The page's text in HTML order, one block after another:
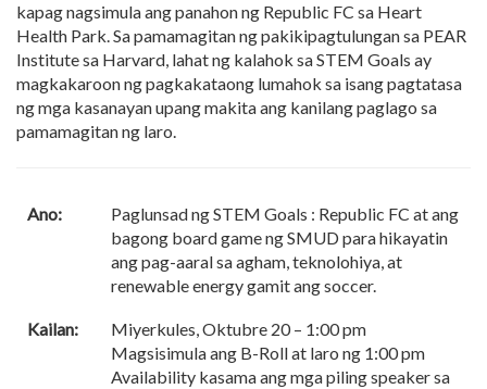
kapag nagsimula ang panahon ng Republic FC sa Heart
Health Park. Sa pamamagitan ng pakikipagtulungan sa PEAR
Institute sa Harvard, lahat ng kalahok sa STEM Goals ay
magkakaroon ng pagkakataong lumahok sa isang pagtatasa
ng mga kasanayan upang makita ang kanilang paglago sa
pamamagitan ng laro.
Ano:
Paglunsad ng STEM Goals : Republic FC at ang
bagong board game ng SMUD para hikayatin
ang pag-aaral sa agham, teknolohiya, at
renewable energy gamit ang soccer.
Kailan:
Miyerkules, Oktubre 20 – 1:00 pm
Magsisimula ang B-Roll at laro ng 1:00 pm
Availability kasama ang mga piling speaker sa